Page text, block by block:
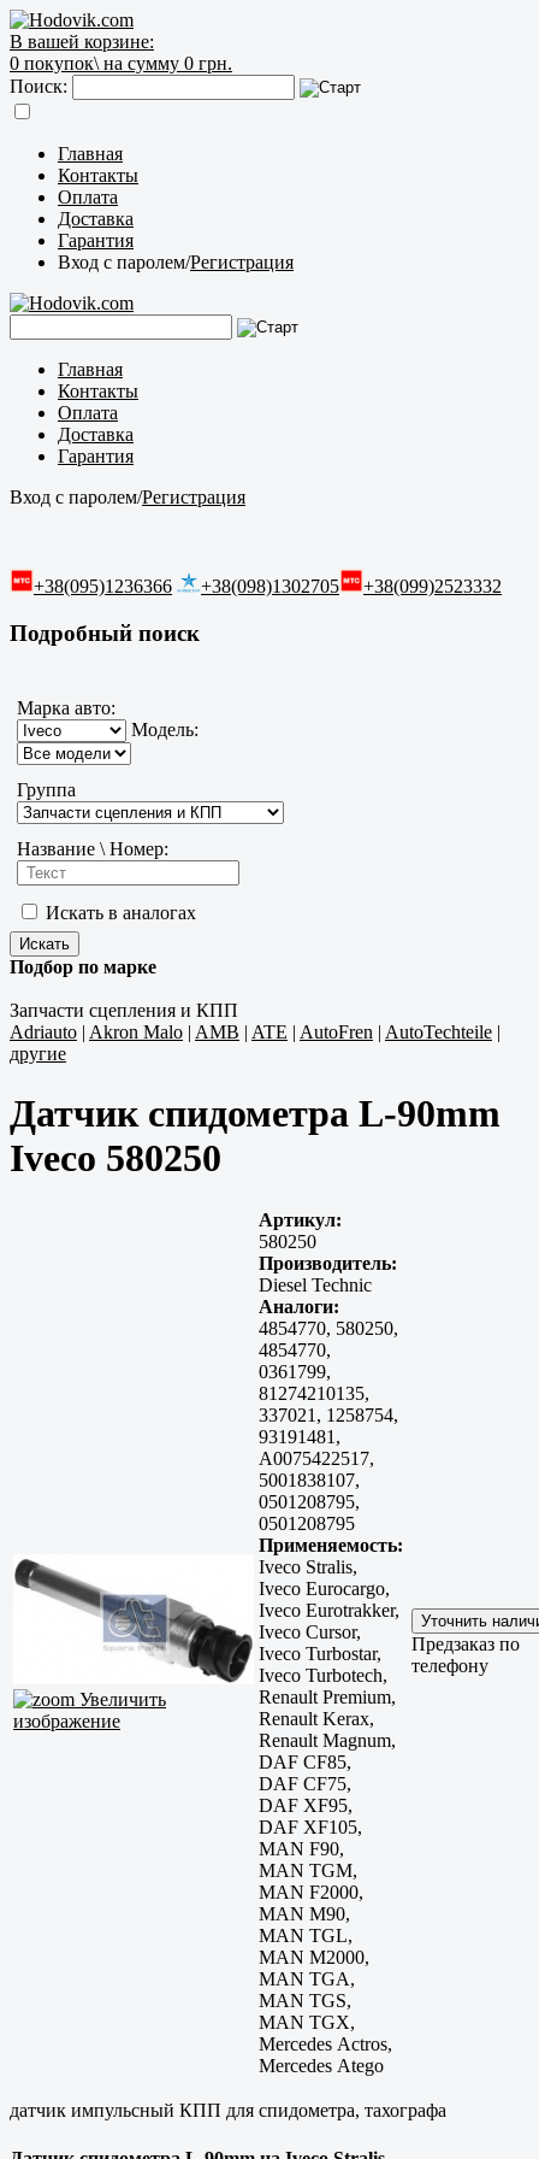
В вашей корзине:
0 покупок\ на сумму 0 грн.
Поиск:
Главная
Контакты
Оплата
Доставка
Гарантия
Вход с паролем/Регистрация
Главная
Контакты
Оплата
Доставка
Гарантия
Вход с паролем/Регистрация
+38(095)1236366 +38(098)1302705 +38(099)2523332
Подробный поиск
Марка авто:
Модель:
Группа
Название \ Номер:
Искать в аналогах
Подбор по марке
Запчасти сцепления и КПП
Adriauto | Akron Malo | AMB | ATE | AutoFren | AutoTechteile |
другие
Датчик спидометра L-90mm
Iveco 580250
Увеличить
изображение
Артикул:
580250
Производитель:
Diesel Technic
Аналоги:
4854770, 580250,
4854770,
0361799,
81274210135,
337021, 1258754,
93191481,
A0075422517,
5001838107,
0501208795,
0501208795
Применяемость:
Iveco Stralis,
Iveco Eurocargo,
Iveco Eurotrakker,
Iveco Cursor,
Iveco Turbostar,
Iveco Turbotech,
Renault Premium,
Renault Kerax,
Renault Magnum,
DAF CF85,
DAF CF75,
DAF XF95,
DAF XF105,
MAN F90,
MAN TGM,
MAN F2000,
MAN M90,
MAN TGL,
MAN M2000,
MAN TGA,
MAN TGS,
MAN TGX,
Mercedes Actros,
Mercedes Atego
Предзаказ по
телефону
датчик импульсный КПП для спидометра, тахографа